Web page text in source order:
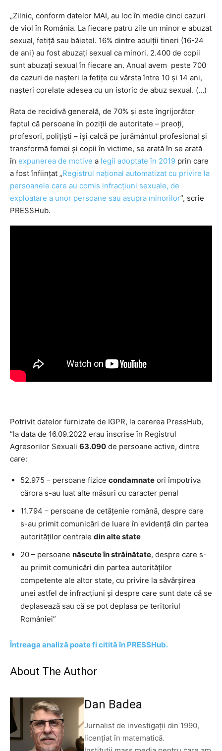
„Zilnic, conform datelor MAI, au loc în medie cinci cazuri
de viol în România. La fiecare patru zile un minor e abuzat
sexual, fetiță sau băiețel. 16% dintre adulții tineri (16-24
de ani) au fost abuzați sexual ca minori. 2.400 de copii
sunt abuzați sexual în fiecare an. Anual avem peste 700
de cazuri de nașteri la fetițe cu vârsta între 10 și 14 ani,
nașteri corelate adesea cu un istoric de abuz sexual. (…)
Rata de recidivă generală, de 70% și este îngrijorător
faptul că persoane în poziții de autoritate – preoți,
profesori, polițiști – își calcă pe jurământul profesional și
transformă femei și copii în victime, se arată în se arată
în expunerea de motive a legii adoptate în 2019 prin care
a fost înființat „Registrul naţional automatizat cu privire la
persoanele care au comis infracţiuni sexuale, de
exploatare a unor persoane sau asupra minorilor”, scrie
PRESSHub.
Potrivit datelor furnizate de IGPR, la cererea PressHub,
”la data de 16.09.2022 erau înscrise în Registrul
Agresorilor Sexuali 63.090 de persoane active, dintre
care:
52.975 – persoane fizice condamnate ori împotriva
cărora s-au luat alte măsuri cu caracter penal
11.794 – persoane de cetăţenie română, despre care
s-au primit comunicări de luare în evidenţă din partea
autorităţilor centrale din alte state
20 – persoane născute în străinătate, despre care s-
au primit comunicări din partea autorităţilor
competente ale altor state, cu privire la săvârşirea
unei astfel de infracţiuni și despre care sunt date că se
deplasează sau că se pot deplasa pe teritoriul
României”
Întreaga analiză poate fi citită în PRESSHub.
About The Author
Dan Badea
Jurnalist de investigații din 1990,
licențiat în matematică.